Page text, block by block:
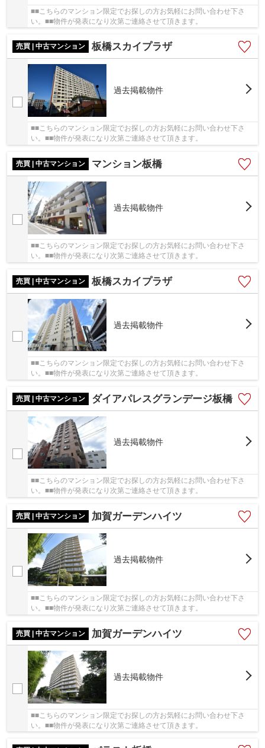
■■こちらのマンション限定でお探しの方お気軽にお問い合わせ下さ
い。■■物件が発表になり次第ご連絡させて頂きます。
売買 | 中古マンション 板橋スカイプラザ
過去掲載物件
■■こちらのマンション限定でお探しの方お気軽にお問い合わせ下さ
い。■■物件が発表になり次第ご連絡させて頂きます。
売買 | 中古マンション マンション板橋
過去掲載物件
■■こちらのマンション限定でお探しの方お気軽にお問い合わせ下さ
い。■■物件が発表になり次第ご連絡させて頂きます。
売買 | 中古マンション 板橋スカイプラザ
過去掲載物件
■■こちらのマンション限定でお探しの方お気軽にお問い合わせ下さ
い。■■物件が発表になり次第ご連絡させて頂きます。
売買 | 中古マンション ダイアパレスグランデージ板橋
過去掲載物件
■■こちらのマンション限定でお探しの方お気軽にお問い合わせ下さ
い。■■物件が発表になり次第ご連絡させて頂きます。
売買 | 中古マンション 加賀ガーデンハイツ
過去掲載物件
■■こちらのマンション限定でお探しの方お気軽にお問い合わせ下さ
い。■■物件が発表になり次第ご連絡させて頂きます。
売買 | 中古マンション 加賀ガーデンハイツ
過去掲載物件
■■こちらのマンション限定でお探しの方お気軽にお問い合わせ下さ
い。■■物件が発表になり次第ご連絡させて頂きます。